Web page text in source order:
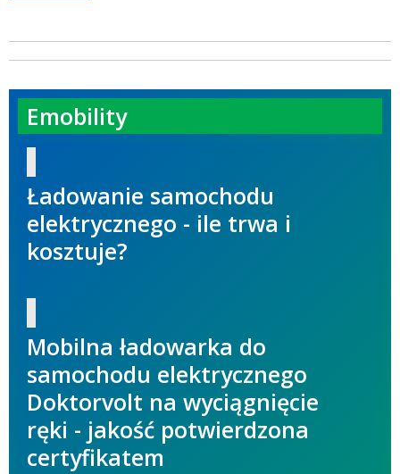
Emobility
Ładowanie samochodu
elektrycznego - ile trwa i
kosztuje?
Mobilna ładowarka do
samochodu elektrycznego
Doktorvolt na wyciągnięcie
ręki - jakość potwierdzona
certyfikatem